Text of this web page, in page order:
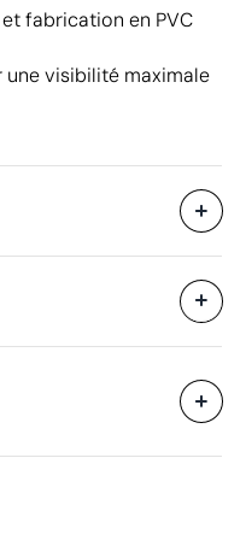
fabrication en PVC
visibilité maximale